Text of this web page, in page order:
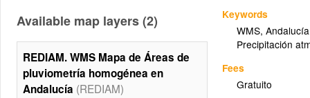
Keywords
WMS,Andalucía
Precipitación
Fees
Gratuito
Available map layers (2)
REDIAM. WMS Mapa de Áreas de
pluviometría homogénea en
Andalucía (REDIAM)